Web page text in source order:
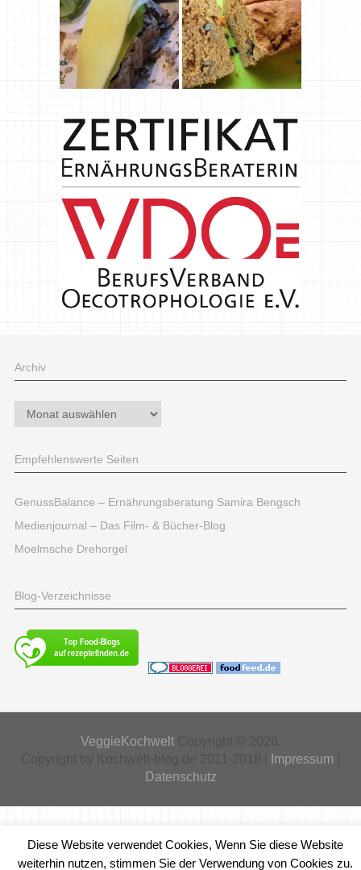
Archiv
Archiv
Empfehlenswerte Seiten
GenussBalance – Ernährungsberatung Samira Bengsch
Medienjournal – Das Film- & Bücher-Blog
Moelmsche Drehorgel
Blog-Verzeichnisse
VeggieKochweltCopyright © 2026.
Impressum
Datenschutz
Diese Website verwendet Cookies, Wenn Sie diese Website
weiterhin nutzen, stimmen Sie der Verwendung von Cookies zu.